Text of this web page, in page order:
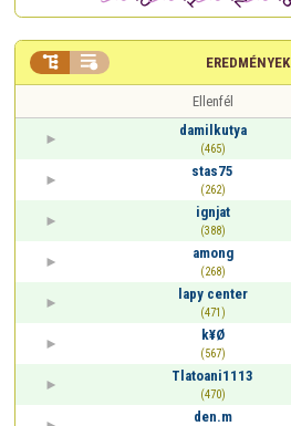
EREDMÉNYEK
 
Ellenfél
damilkutya
(465)
stas75
(262)
ignjat
(388)
among
(268)
lapy center
(471)
k¥Ø
(567)
Tlatoani1113
(470)
den.m